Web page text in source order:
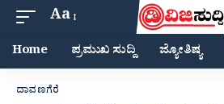
Aa
Home ಪ್ರಮುಖ ಸುದ್ದಿ ಜ್ಯೋತಿಷ್ಯ
ದಾವಣಗೆರೆ